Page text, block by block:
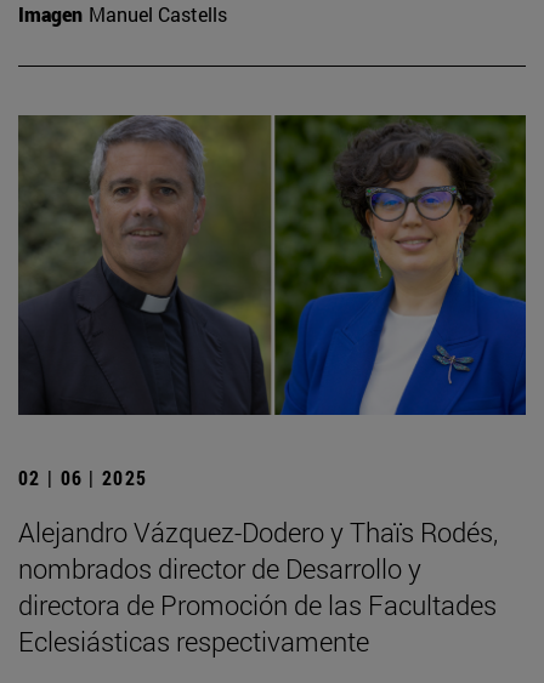
Imagen Manuel Castells
02 | 06 | 2025
Alejandro Vázquez-Dodero y Thaïs Rodés,
nombrados director de Desarrollo y
directora de Promoción de las Facultades
Eclesiásticas respectivamente